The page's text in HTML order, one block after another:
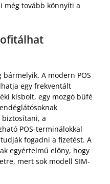
még tovább könnyíti a
A modern POS
egy frekventált
kisbolt, egy mozgó büfé
biztosítani, a
POS-terminálokkal
fogadni a fizetést. A
egyértelmű előny, hogy
mert sok modell SIM-